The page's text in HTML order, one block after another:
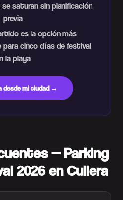
se saturan sin planificación
previa
es la opción más
para cinco días de festival
la playa
desde mi ciudad →
— Parking
2026 en Cullera